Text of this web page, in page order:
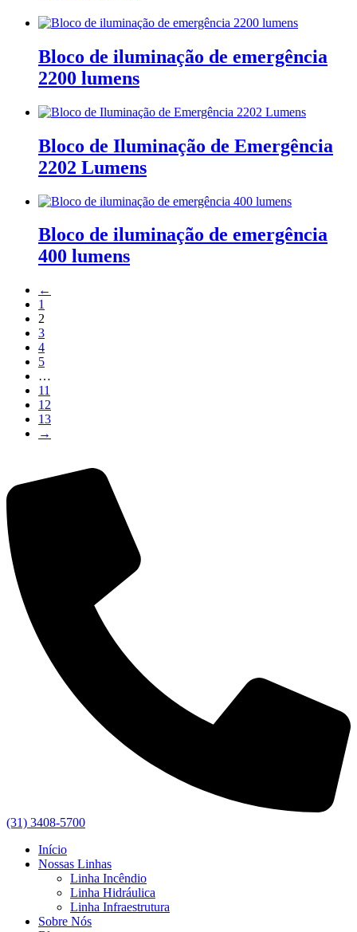
Bloco de iluminação de emergência
2200 lumens
Bloco de Iluminação de Emergência
2202 Lumens
Bloco de iluminação de emergência
400 lumens
←
1
2
3
4
5
…
11
12
13
→
(31) 3408-5700
Início
Nossas Linhas
Linha Incêndio
Linha Hidráulica
Linha Infraestrutura
Sobre Nós